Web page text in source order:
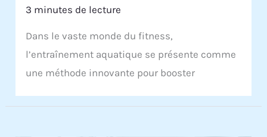
3 minutes de lecture
Dans le vaste monde du fitness,
l’entraînement aquatique se présente comme
une méthode innovante pour booster